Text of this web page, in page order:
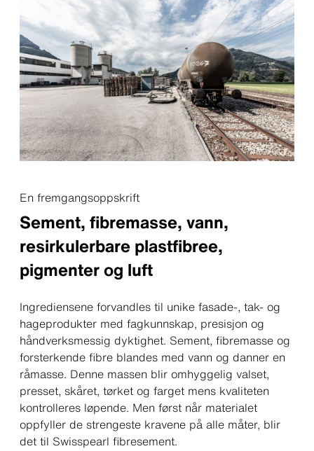
En fremgangsoppskrift
Sement, fibremasse, vann,
resirkulerbare plastfibree,
pigmenter og luft
Ingrediensene forvandles til unike fasade-, tak- og
hageprodukter med fagkunnskap, presisjon og
håndverksmessig dyktighet. Sement, fibremasse og
forsterkende fibre blandes med vann og danner en
råmasse. Denne massen blir omhyggelig valset,
presset, skåret, tørket og farget mens kvaliteten
kontrolleres løpende. Men først når materialet
oppfyller de strengeste kravene på alle måter, blir
det til Swisspearl fibresement.